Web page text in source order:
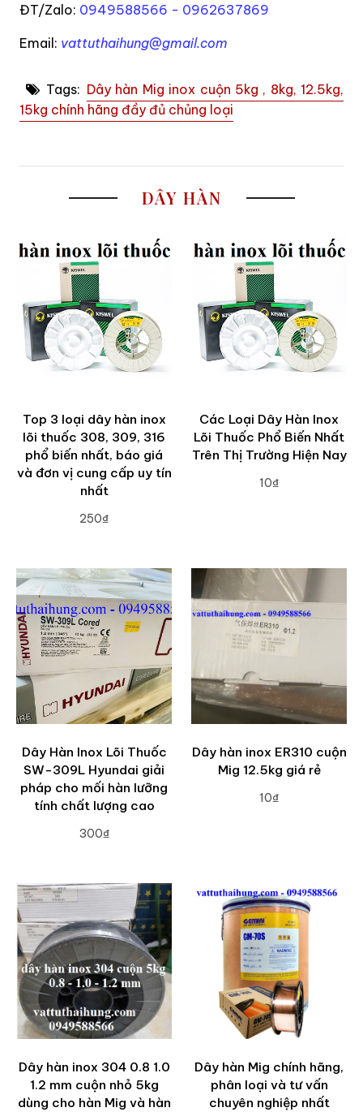
ĐT/Zalo: 0949588566 - 0962637869
Email: vattuthaihung@gmail.com
Tags: Dây hàn Mig inox cuộn 5kg , 8kg, 12.5kg,
15kg chính hãng đầy đủ chủng loại
DÂY HÀN
Top 3 loại dây hàn inox
lõi thuốc 308, 309, 316
phổ biến nhất, báo giá
và đơn vị cung cấp uy tín
nhất
250₫
Các Loại Dây Hàn Inox
Lõi Thuốc Phổ Biến Nhất
Trên Thị Trường Hiện Nay
10₫
Dây Hàn Inox Lõi Thuốc
SW-309L Hyundai giải
pháp cho mối hàn lưỡng
tính chất lượng cao
300₫
Dây hàn inox ER310 cuộn
Mig 12.5kg giá rẻ
10₫
Dây hàn inox 304 0.8 1.0
1.2 mm cuộn nhỏ 5kg
dùng cho hàn Mig và hàn
Dây hàn Mig chính hãng,
phân loại và tư vấn
chuyên nghiệp nhất